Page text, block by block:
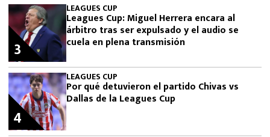
LEAGUES CUP
Leagues Cup: Miguel Herrera encara al
árbitro tras ser expulsado y el audio se
cuela en plena transmisión
3
LEAGUES CUP
Por qué detuvieron el partido Chivas vs
Dallas de la Leagues Cup
4